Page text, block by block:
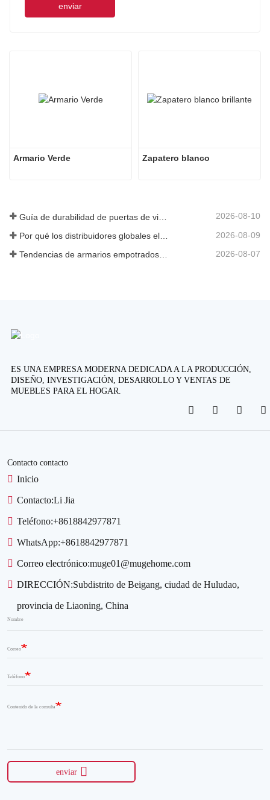
enviar
Armario Verde Zapatero blanco
2026-08-10
2026-08-09
2026-08-07
ES UNA EMPRESA MODERNA DEDICADA A LA PRODUCCIÓN,
DISEÑO, INVESTIGACIÓN, DESARROLLO Y VENTAS DE
MUEBLES PARA EL HOGAR.
Contacto contacto
Inicio
Contacto:Li Jia
Teléfono:+8618842977871
WhatsApp:+8618842977871
Correo electrónico:muge01@mugehome.com
DIRECCIÓN:Subdistrito de Beigang, ciudad de Huludao,
provincia de Liaoning, China
Nombre
Correo
Teléfono
Contenido de la consulta
enviar